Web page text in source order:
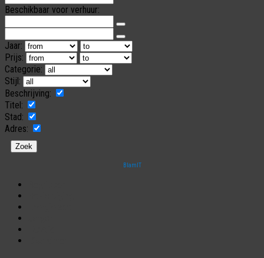
Beschikbaar voor verhuur:
Jaar:
Prijs:
Categorie:
Stijl:
Beschrijving:
Titel:
Stad:
Adres:
BlamIT